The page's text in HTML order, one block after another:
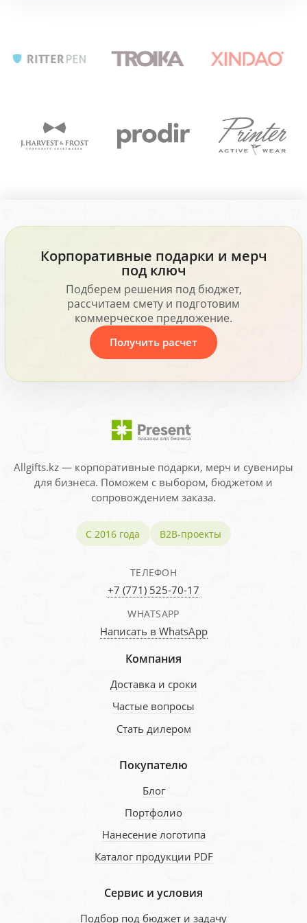
Корпоративные подарки и мерч
под ключ
Подберем решения под бюджет,
рассчитаем смету и подготовим
коммерческое предложение.
Получить расчет
Allgifts.kz — корпоративные подарки, мерч и сувениры
для бизнеса. Поможем с выбором, бюджетом и
сопровождением заказа.
С 2016 года B2B-проекты
ТЕЛЕФОН
+7 (771) 525-70-17
WHATSAPP
Написать в WhatsApp
Компания
Доставка и сроки
Частые вопросы
Стать дилером
Покупателю
Блог
Портфолио
Нанесение логотипа
Каталог продукции PDF
Сервис и условия
Подбор под бюджет и задачу